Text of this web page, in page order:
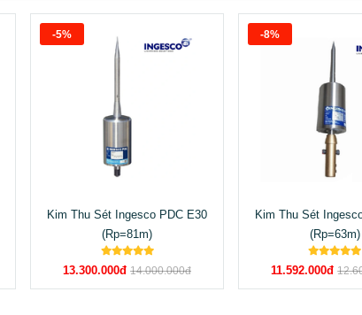
Kim Thu Sét Ingesco PDC E30
(Rp=81m)
13.300.000đ 14.000.000đ
-5%
Kim Thu Sét
(Rp=63m)
11.592.000đ
-8%